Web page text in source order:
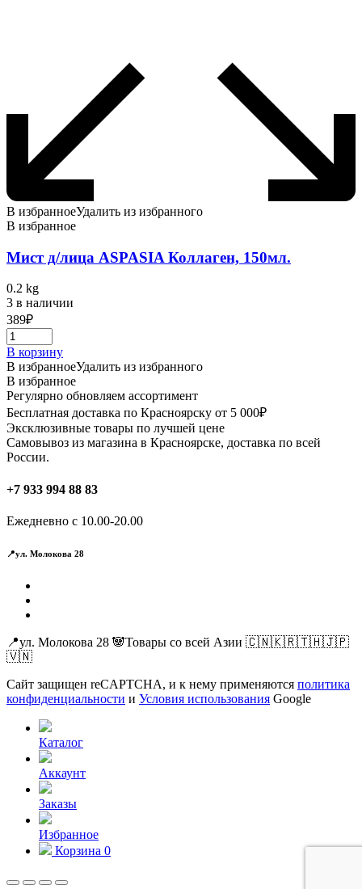
В избранноеУдалить из избранного
В избранное
Мист д/лица ASPASIA Коллаген, 150мл.
0.2 kg
3 в наличии
389₽
В корзину
В избранноеУдалить из избранного
В избранное
Регулярно обновляем ассортимент
Бесплатная доставка по Красноярску от 5 000₽
Эксклюзивные товары по лучшей цене
Самовывоз из магазина в Красноярске, доставка по всей
России.
+7 933 994 88 83
Ежедневно с 10.00-20.00
📍ул. Молокова 28
📍ул. Молокова 28 🐼Товары со всей Азии 🇨🇳🇰🇷🇹🇭🇯🇵
🇻🇳
Сайт защищен reCAPTCHA, и к нему применяются политика
конфиденциальности и Условия использования Google
Каталог
Аккаунт
Заказы
Избранное
Корзина 0